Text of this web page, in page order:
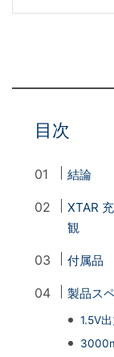
目次
結論
XTAR
観
付属品
製品ス
1.5V